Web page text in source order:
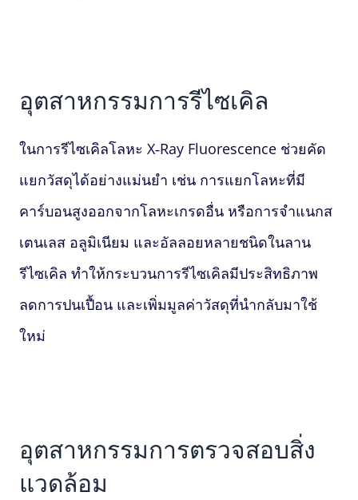
อุตสาหกรรมการรีไซเคิล
ในการรีไซเคิลโลหะ X‑Ray Fluorescence ช่วยคัด
แยกวัสดุได้อย่างแม่นยำ เช่น การแยกโลหะที่มี
คาร์บอนสูงออกจากโลหะเกรดอื่น หรือการจำแนกส
เตนเลส อลูมิเนียม และอัลลอยหลายชนิดในลาน
รีไซเคิล ทำให้กระบวนการรีไซเคิลมีประสิทธิภาพ
ลดการปนเปื้อน และเพิ่มมูลค่าวัสดุที่นำกลับมาใช้
ใหม่
อุตสาหกรรมการตรวจสอบสิ่ง
แวดล้อม